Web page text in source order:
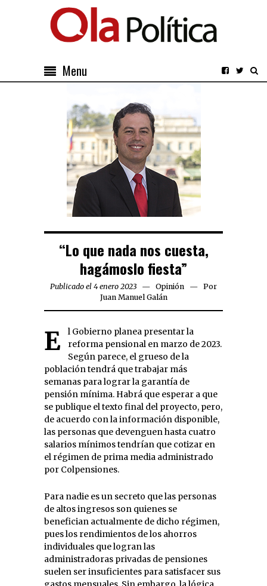
Menu
“Lo que nada nos cuesta,
hagámoslo fiesta”
Publicado el 4 enero 2023 Opinión
Por
Juan Manuel Galán
El Gobierno planea presentar la
reforma pensional en marzo de 2023.
Según parece, el grueso de la
población tendrá que trabajar más
semanas para lograr la garantía de
pensión mínima. Habrá que esperar a que
se publique el texto final del proyecto, pero,
de acuerdo con la información disponible,
las personas que devenguen hasta cuatro
salarios mínimos tendrían que cotizar en
el régimen de prima media administrado
por Colpensiones.
Para nadie es un secreto que las personas
de altos ingresos son quienes se
benefician actualmente de dicho régimen,
pues los rendimientos de los ahorros
individuales que logran las
administradoras privadas de pensiones
suelen ser insuficientes para satisfacer sus